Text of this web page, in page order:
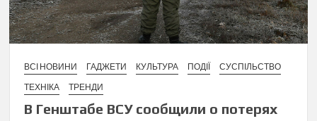
ВСІ НОВИНИ ГАДЖЕТИ КУЛЬТУРА ПОДІЇ
СУСПІЛЬСТВО
ТЕХНІКА
ТРЕНДИ
В Генштабе ВСУ сообщили о потерях